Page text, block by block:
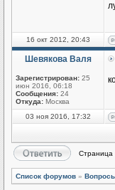
16 окт 2012, 20:43
Шевякова Валя
Зарегистрирован: 25
июн 2016, 06:18
Сообщения: 24
Откуда: Москва
03 ноя 2016, 17:32
Страница
Список форумов »